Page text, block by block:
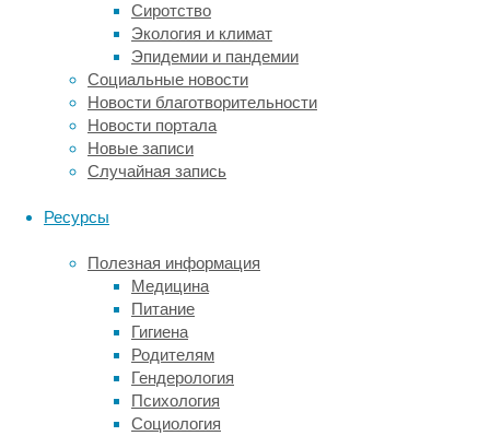
Сиротство
Экология и климат
Эпидемии и пандемии
Социальные новости
Новости благотворительности
Новости портала
Новые записи
Случайная запись
Ресурсы
Полезная информация
Медицина
Питание
Гигиена
Родителям
Гендерология
Психология
Социология
ионы
аммония
4
+
накапливаются
в
крови
и,
токсичными,
вредить
тканям
органам,
первую
очередь
мозгу.